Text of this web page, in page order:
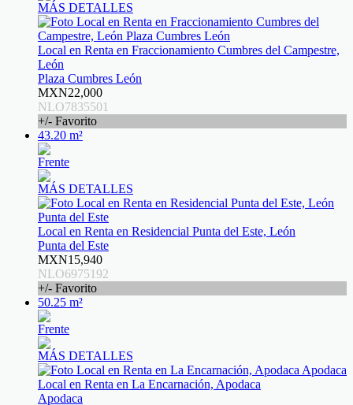
MÁS DETALLES
Local en Renta en Fraccionamiento Cumbres del Campestre,
León
Plaza Cumbres León
MXN22,000
NLO7835501
+/- Favorito
43.20 m²
Frente
MÁS DETALLES
Local en Renta en Residencial Punta del Este, León
Punta del Este
MXN15,940
NLO6975192
+/- Favorito
50.25 m²
Frente
MÁS DETALLES
Local en Renta en La Encarnación, Apodaca
Apodaca